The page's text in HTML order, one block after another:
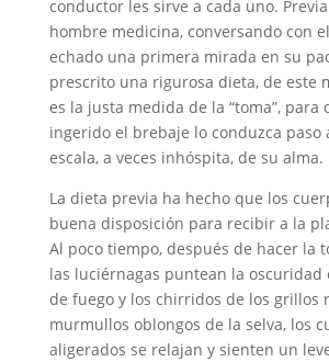
conductor les sirve a cada uno.
hombre medicina, conversando con
echado una primera mirada en su
prescrito una rigurosa dieta, de este
es la justa medida de la “toma”, para
ingerido el brebaje lo conduzca paso
escala, a veces inhóspita, de su alma.
La dieta previa ha hecho que los
buena disposición para recibir a la
Al poco tiempo, después de hacer la
las luciérnagas puntean la oscuridad
de fuego y los chirridos de los grillos
murmullos oblongos de la selva, los
aligerados se relajan y sienten un